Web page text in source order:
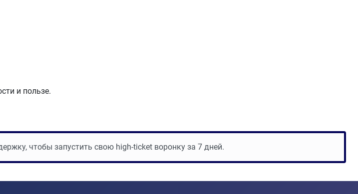
и пользе.
чтобы запустить свою high-ticket воронку за 7 дней.